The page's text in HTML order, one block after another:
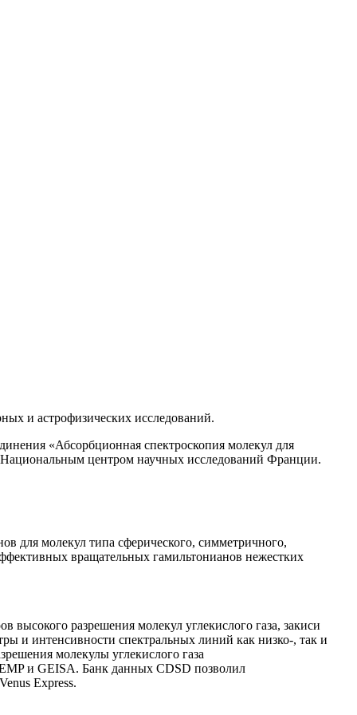
и астрофизических исследований.
«Абсорбционная спектроскопия молекул для
центром научных исследований Франции.
для молекул типа сферического, симметричного,
вращательных гамильтонианов нежестких
разрешения молекул углекислого газа, закиси
и интенсивности спектральных линий как низко-, так и
молекулы углекислого газа
и GEISA. Банк данных CDSD позволил
Express.